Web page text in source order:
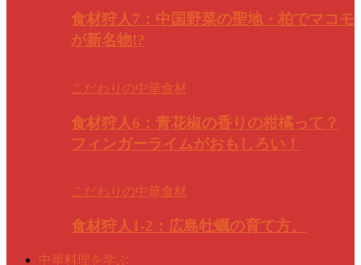
食材狩人7：中国野菜の聖地・柏でマコモ
が新名物!?
こだわりの中華食材
食材狩人6：青花椒の香りの柑橘って？
フィンガーライムがおもしろい！
こだわりの中華食材
食材狩人1-2：広島牡蠣の育て方。
中華料理を学ぶ